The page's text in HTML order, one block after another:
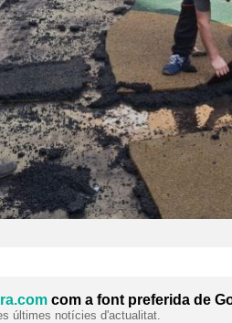
com a font preferida de
últimes notícies d'actualitat.